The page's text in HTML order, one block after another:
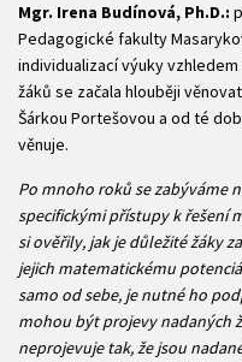
Mgr. Irena Budínová, Ph.D.:
Pedagogické fakulty
individualizací výuky
žáků se začala hlouběji
Šárkou Portešovou a od té
věnuje.
Po mnoho roků se zabýváme
specifickými přístupy k řešení
si ověřily, jak je důležité žáky
jejich matematickému
samo od sebe, je nutné ho
mohou být projevy nadaných
neprojevuje tak, že jsou